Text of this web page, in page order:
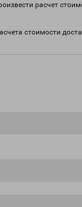
расчет
стоимости